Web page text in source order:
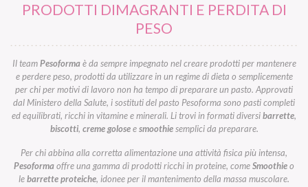
PRODOTTI DIMAGRANTI E PERDITA DI
PESO
Il teamPesoformaè da sempre impegnato nel creare prodotti per mantenere
e perdere peso, prodotti da utilizzare in un regime di dieta o semplicemente
per chi per motivi di lavoro non ha tempo di preparare un pasto. Approvati
dal Ministero della Salute, i sostituti del pasto Pesoforma sono pasti completi
ed equilibrati, ricchi in vitamine e minerali. Li trovi in formati diversibarrette,
biscotti, creme goloseesmoothiesemplici da preparare.
Per chi abbina alla corretta alimentazione una attività fisica più intensa,
Pesoformaoffre una gamma di prodotti ricchi in proteine, comeSmoothieo
lebarrette proteiche, idonee per il mantenimento della massa muscolare.